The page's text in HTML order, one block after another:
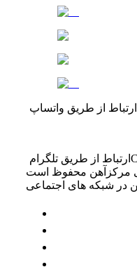
ارتباط از طریق واتساپ
ارتباط از طریق تلگرام
مرکزآهن محفوظ است
در شبکه های اجتماعی